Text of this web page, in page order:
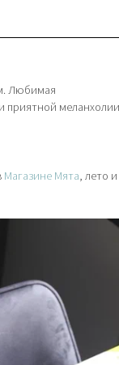
Любимая
приятной
Магазине Мята, лето и